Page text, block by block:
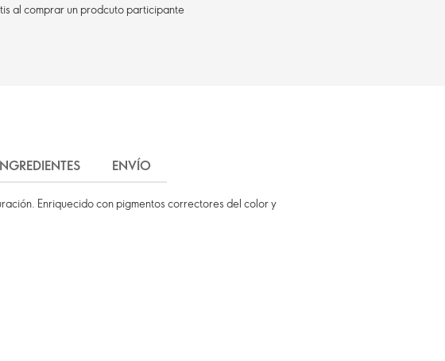
al comprar un prodcuto participante
ENVÍO
Enriquecido con pigmentos correctores del color y